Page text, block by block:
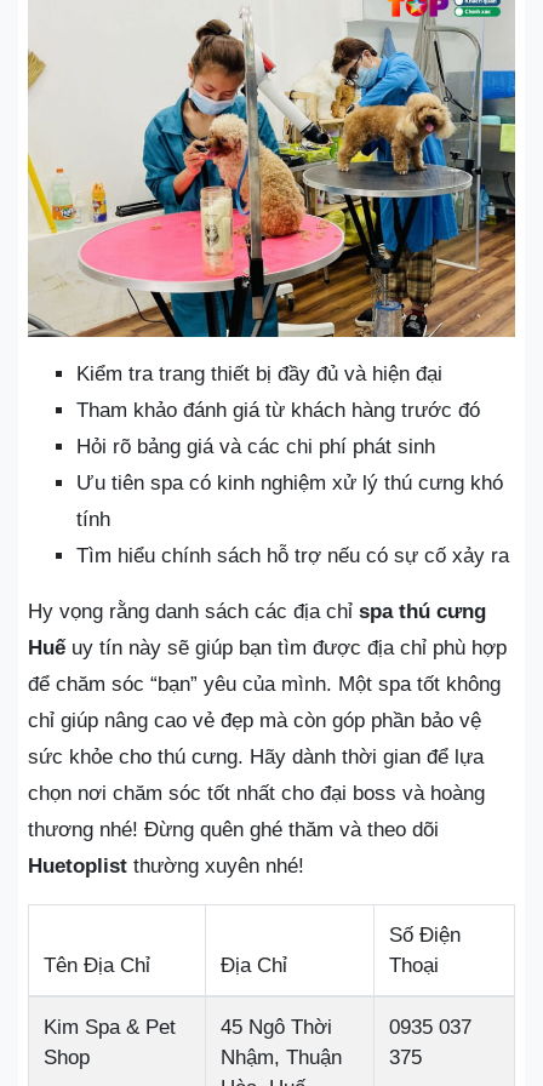
Kiểm tra trang thiết bị đầy đủ và hiện đại
Tham khảo đánh giá từ khách hàng trước đó
Hỏi rõ bảng giá và các chi phí phát sinh
Ưu tiên spa có kinh nghiệm xử lý thú cưng khó
tính
Tìm hiểu chính sách hỗ trợ nếu có sự cố xảy ra
Hy vọng rằng danh sách các địa chỉ spa thú cưng
Huếuy tín này sẽ giúp bạn tìm được địa chỉ phù hợp
để chăm sóc “bạn” yêu của mình. Một spa tốt không
chỉ giúp nâng cao vẻ đẹp mà còn góp phần bảo vệ
sức khỏe cho thú cưng. Hãy dành thời gian để lựa
chọn nơi chăm sóc tốt nhất cho đại boss và hoàng
thương nhé! Đừng quên ghé thăm và theo dõi
Huetoplist thường xuyên nhé!
Tên Địa Chỉ Địa Chỉ
Số Điện
Thoại
Kim Spa & Pet
Shop
45 Ngô Thời
Nhậm, Thuận
0935 037
375